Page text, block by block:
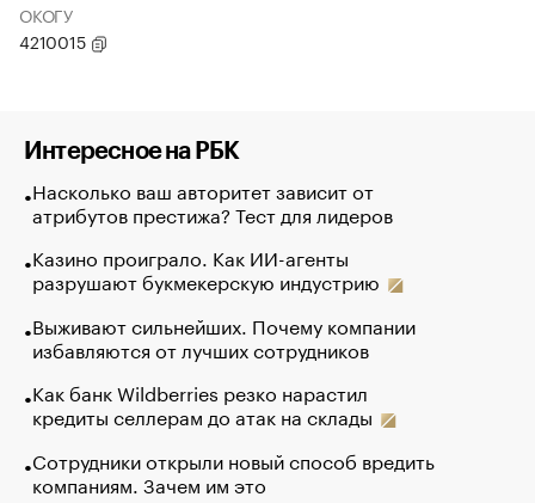
ОКОГУ
4210015
Интересное на РБК
Насколько ваш авторитет зависит от
атрибутов престижа? Тест для лидеров
Казино проиграло. Как ИИ-агенты
разрушают букмекерскую индустрию
Выживают сильнейших. Почему компании
избавляются от лучших сотрудников
Как банк Wildberries резко нарастил
кредиты селлерам до атак на склады
Сотрудники открыли новый способ вредить
компаниям. Зачем им это